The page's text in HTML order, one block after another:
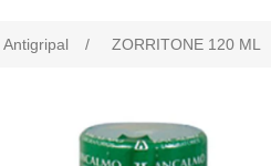
Antigripal / ZORRITONE 120 ML